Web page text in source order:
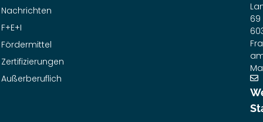
Nachrichten
F+E+I
Fördermittel
Zertifizierungen
Außerberuflich
69